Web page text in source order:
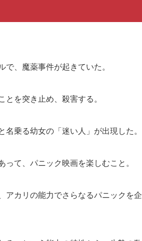
、魔薬事件が起きていた。
とを突き止め、殺害する。
乗る幼女の「迷い人」が出現した。
て、パニック映画を楽しむこと。
アカリの能力でさらなるパニックを企